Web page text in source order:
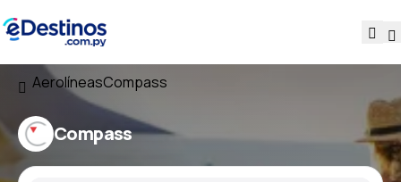
AerolíneasCompass
Compass